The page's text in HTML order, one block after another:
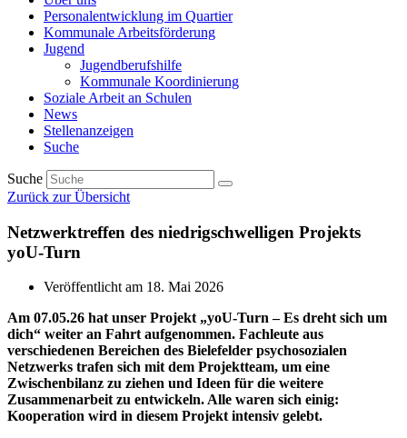
Personalentwicklung im Quartier
Kommunale Arbeitsförderung
Jugend
Jugendberufshilfe
Kommunale Koordinierung
Soziale Arbeit an Schulen
News
Stellenanzeigen
Suche
Suche
Zurück zur Übersicht
Netzwerktreffen des niedrigschwelligen Projekts
yoU-Turn
Veröffentlicht am 18. Mai 2026
Am 07.05.26 hat unser Projekt „yoU-Turn – Es dreht sich um
dich“ weiter an Fahrt aufgenommen. Fachleute aus
verschiedenen Bereichen des Bielefelder psychosozialen
Netzwerks trafen sich mit dem Projektteam, um eine
Zwischenbilanz zu ziehen und Ideen für die weitere
Zusammenarbeit zu entwickeln. Alle waren sich einig:
Kooperation wird in diesem Projekt intensiv gelebt.